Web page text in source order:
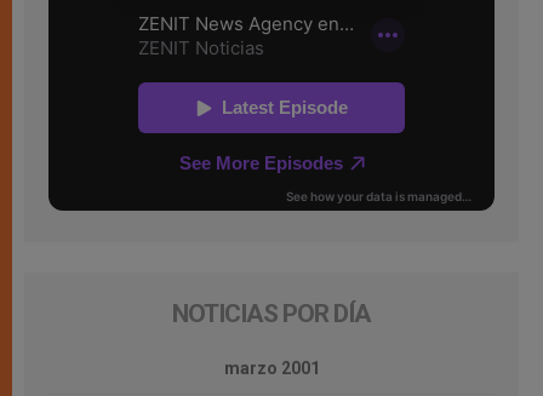
NOTICIAS POR DÍA
marzo 2001